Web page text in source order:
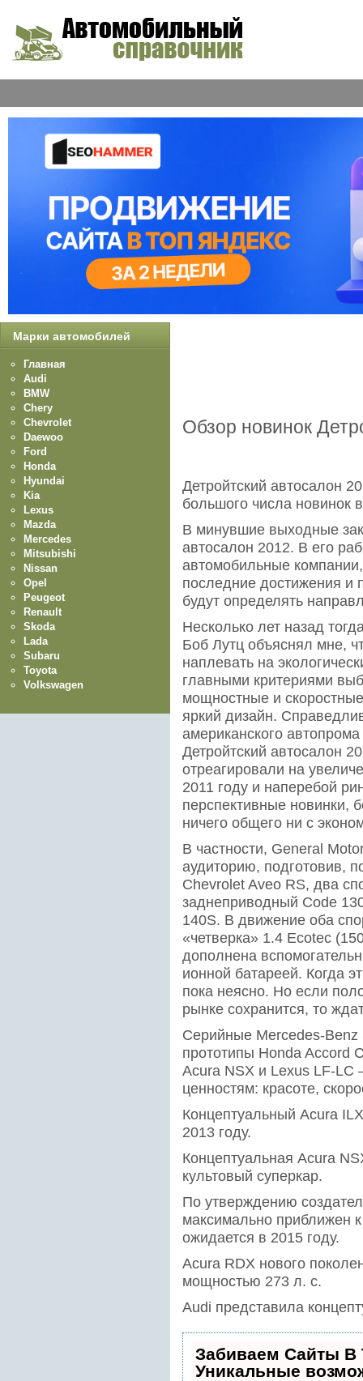
Обзор новинок
Детройтский автосалон
большого числа новинок
В минувшие выходные
автосалон 2012. В его
автомобильные
последние достижения и
будут определять
Несколько лет назад
Боб Лутц объяснял мне,
наплевать на
главными критериями
мощностные и
яркий дизайн.
американского
Детройтский автосалон
отреагировали на
2011 году и наперебой
перспективные новинки,
ничего общего ни с
В частности, General
аудиторию, подготовив,
Chevrolet Aveo RS, два
заднеприводный Code
140S. В движение оба
«четверка» 1.4 Ecotec
дополнена
ионной батареей. Когда
пока неясно. Но если
рынке сохранится, то
Серийные Mercedes-Benz
прототипы Honda Accord
Acura NSX и Lexus LF-LC
ценностям: красоте,
Концептуальный Acura
2013 году.
Концептуальная Acura
культовый суперкар.
По утверждению
максимально приближен
ожидается в 2015 году.
Acura RDX нового
мощностью 273 л. с.
Audi представила
Забиваем Сайты
Уникальные
Марки автомобилей
Главная
Audi
BMW
Chery
Chevrolet
Daewoo
Ford
Honda
Hyundai
Kia
Lexus
Mazda
Mercedes
Mitsubishi
Nissan
Opel
Peugeot
Renault
Skoda
Lada
Subaru
Toyota
Volkswagen